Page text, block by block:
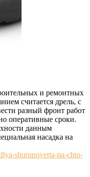
и ремонтных
считается дрель, с
разный фронт работ
оперативные сроки.
данным
насадка на
shurupoverta-na-chto-